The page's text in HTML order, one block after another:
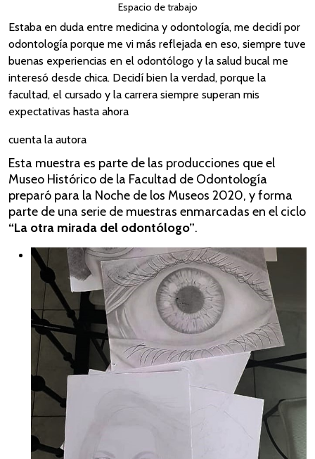
Espacio de trabajo
Estaba en duda entre medicina y odontología, me decidí por
odontología porque me vi más reflejada en eso, siempre tuve
buenas experiencias en el odontólogo y la salud bucal me
interesó desde chica. Decidí bien la verdad, porque la
facultad, el cursado y la carrera siempre superan mis
expectativas hasta ahora
cuenta la autora
Esta muestra es parte de las producciones que el
Museo Histórico de la Facultad de Odontología
preparó para la Noche de los Museos 2020, y forma
parte de una serie de muestras enmarcadas en el ciclo
“La otra mirada del odontólogo”.